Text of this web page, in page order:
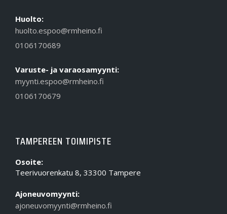
Huolto:
huolto.espoo@rmheino.fi
0106170689
Varuste- ja varaosamyynti:
myynti.espoo@rmheino.fi
0106170679
TAMPEREEN TOIMIPISTE
Osoite:
Teerivuorenkatu 8, 33300 Tampere
Ajoneuvomyynti:
ajoneuvomyynti@rmheino.fi